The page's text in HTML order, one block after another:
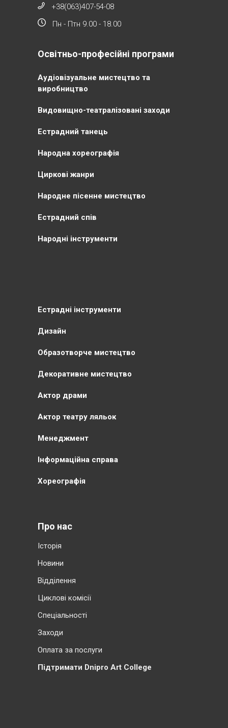
+38(063)407-54-08
Пн - Птн 9.00 - 18.00
Освітньо-професійні програми
Аудіовізуальне мистецтво та
виробництво
Видовищно-театралізовані заходи
Естрадний танець
Народна хореографія
Циркові жанри
Народне пісенне мистецтво
Естрадний спів
Народні інструменти
Естрадні інструменти
Дизайн
Образотворче мистецтво
Декоративне мистецтво
Актор драми
Актор театру ляльок
Менеджмент
Інформаційна справа
Хореографія
Про нас
Історія
Новини
Відділення
Циклові комісії
Cпеціальності
Заходи
Оплата за послуги
Підтримати Dnipro Art College